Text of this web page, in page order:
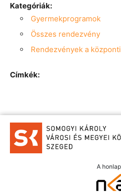
Kategóriák:
Gyermekprogramok
Összes rendezvény
Rendezvények a
Címkék:
A